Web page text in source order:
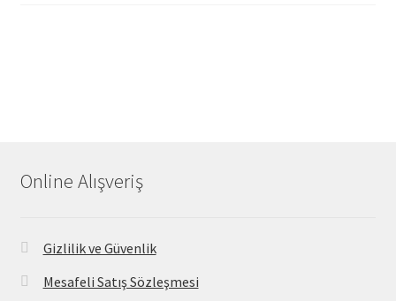
Online Alışveriş
Gizlilik ve Güvenlik
Mesafeli Satış Sözleşmesi